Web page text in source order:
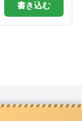
書き込む